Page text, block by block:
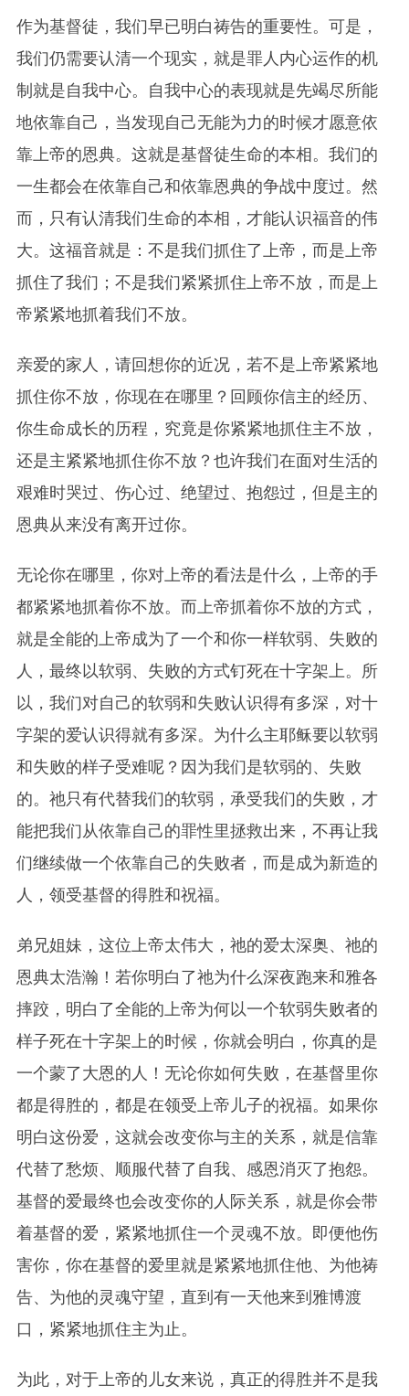
作为基督徒，我们早已明白祷告的重要性。可是，
我们仍需要认清一个现实，就是罪人内心运作的机
制就是自我中心。自我中心的表现就是先竭尽所能
地依靠自己，当发现自己无能为力的时候才愿意依
靠上帝的恩典。这就是基督徒生命的本相。我们的
一生都会在依靠自己和依靠恩典的争战中度过。然
而，只有认清我们生命的本相，才能认识福音的伟
大。这福音就是：不是我们抓住了 上帝 ，而是 上帝
抓住了我们；不是我们紧紧抓住 上帝不放，而是上
帝紧紧地抓着我们不放。
亲爱的家人，请回想你的近况，若不是 上帝紧紧地
抓住你不放，你现在在哪里？回顾你信主的经历、
你生命成长的历程， 究竟是你紧紧地抓住主不放，
还是主紧紧地抓住你不放？也许我们在面对生活的
艰难时哭过、伤心过、 绝望过、 抱怨过，但是主的
恩典从来没有离开过你。
无论你在哪里，你对上帝的看法是什么，上帝的手
都紧紧地抓着你不放。而上帝抓着你不放的方式，
就是全能的上帝成为了一个和你一样软弱、失败的
人，最终以软弱、失败的方式钉死在十字架上。所
以，我们对自己的软弱和失败认识得有多深，对十
字架的爱认识得就有多深。为什么主耶稣要以软弱
和失败的样子受难呢？因为我们是软弱的、失败
的。祂只有代替我们的软弱，承受我们的失败，才
能把我们从依靠自己的罪性里拯救出来，不再让我
们继续做一个依靠自己的失败者，而是成为新造的
人，领受基督的得胜和祝福。
弟兄姐妹，这位上帝太伟大，祂的爱太深奥、祂的
恩典太浩瀚！若你明白了祂为什么深夜跑来和雅各
摔跤，明白了全能的上帝为何以一个软弱失败者的
样子死在十字架上的时候，你就会明白，你真的是
一个蒙了大恩的人！无论你如何失败，在基督里你
都是得胜的，都是在领受 上帝 儿子的祝福。如果你
明白这份爱，这就会改变你与主的关系，就是信靠
代替了愁烦、顺服代替了自我、感恩消灭了抱怨。
基督的爱最终也会改变你的人际关系，就是你会带
着基督的爱，紧紧地抓住一个灵魂不放。即便他伤
害你，你在基督的爱里就是紧紧地抓住他、为他祷
告、为他的灵魂守望，直到有一天他来到雅博渡
口，紧紧地抓住主为止。
为此，对于上帝的儿女来说，真正的得胜并不是我